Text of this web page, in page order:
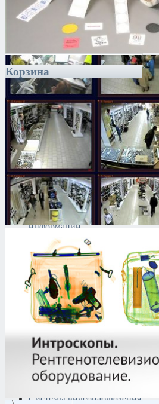
Корзина
Каталог
Антитеррористическое
оборудование
Поиск и выявление
каналов утечки
информации
Технические средства
защиты информации
Тепловизоры
Криминалистическая
техника
Поисково-досмотровое
оборудование
Средства
документирования и
Металлодетекторы
Полиграфы
Противокражные системы
Рации и Аксессуары
Переговорные устройства
Системы видеонаблюдения